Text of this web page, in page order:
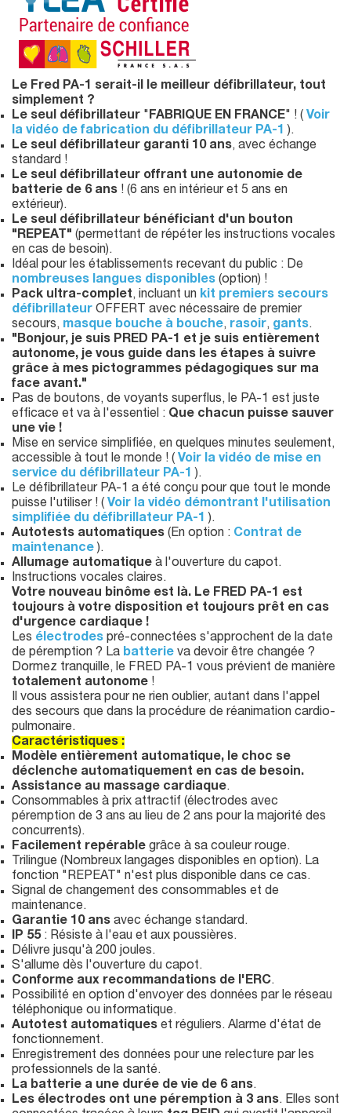
Le Fred PA-1 serait-il le meilleur défibrillateur, tout
simplement ?
Le seul défibrillateur "FABRIQUE EN FRANCE" ! ( Voir
la vidéo de fabrication du défibrillateur PA-1 ).
Le seul défibrillateur garanti 10 ans, avec échange
standard !
Le seul défibrillateur offrant une autonomie de
batterie de 6 ans ! (6 ans en intérieur et 5 ans en
extérieur).
Le seul défibrillateur bénéficiant d'un bouton
"REPEAT" (permettant de répéter les instructions vocales
en cas de besoin).
Idéal pour les établissements recevant du public : De
nombreuses langues disponibles (option) !
Pack ultra-complet, incluant un kit premiers secours
défibrillateur OFFERT avec nécessaire de premier
secours, masque bouche à bouche, rasoir, gants.
"Bonjour, je suis PRED PA-1 et je suis entièrement
autonome, je vous guide dans les étapes à suivre
grâce à mes pictogrammes pédagogiques sur ma
face avant."
Pas de boutons, de voyants superflus, le PA-1 est juste
efficace et va à l'essentiel : Que chacun puisse sauver
une vie !
Mise en service simplifiée, en quelques minutes seulement,
accessible à tout le monde ! ( Voir la vidéo de mise en
service du défibrillateur PA-1 ).
Le défibrillateur PA-1 a été conçu pour que tout le monde
puisse l'utiliser ! ( Voir la vidéo démontrant l'utilisation
simplifiée du défibrillateur PA-1 ).
Autotests automatiques (En option : Contrat de
maintenance ).
Allumage automatique à l'ouverture du capot.
Instructions vocales claires.
Votre nouveau binôme est là. Le FRED PA-1 est
toujours à votre disposition et toujours prêt en cas
d'urgence cardiaque !
Les électrodes pré-connectées s'approchent de la date
de péremption ? La batterie va devoir être changée ?
Dormez tranquille, le FRED PA-1 vous prévient de manière
totalement autonome !
Il vous assistera pour ne rien oublier, autant dans l'appel
des secours que dans la procédure de réanimation cardio-
pulmonaire.
Caractéristiques :
Modèle entièrement automatique, le choc se
déclenche automatiquement en cas de besoin.
Assistance au massage cardiaque.
Consommables à prix attractif (électrodes avec
péremption de 3 ans au lieu de 2 ans pour la majorité des
concurrents).
Facilement repérable grâce à sa couleur rouge.
Trilingue (Nombreux langages disponibles en option). La
fonction "REPEAT" n'est plus disponible dans ce cas.
Signal de changement des consommables et de
maintenance.
Garantie 10 ans avec échange standard.
IP 55: Résiste à l'eau et aux poussières.
Délivre jusqu'à 200 joules.
S'allume dès l'ouverture du capot.
Conforme aux recommandations de l'ERC.
Possibilité en option d'envoyer des données par le réseau
téléphonique ou informatique.
Autotest automatiques et réguliers. Alarme d'état de
fonctionnement.
Enregistrement des données pour une relecture par les
professionnels de la santé.
La batterie a une durée de vie de 6 ans.
Les électrodes ont une péremption à 3 ans. Elles sont